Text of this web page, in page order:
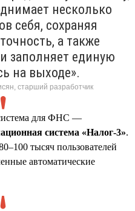
несколько
себя, сохраняя
а также
и заполняет единую
на выходе».
старший разработчик
для ФНС —
система «Налог-3».
тысяч пользователей
автоматические